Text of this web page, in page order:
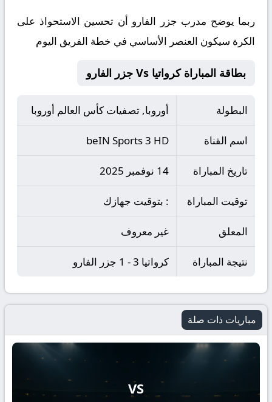
ربما يوضح مدرب جزر الفارو أن تحسين الاستحواذ على
الكرة سيكون العنصر الأساسي في خطة الفريق اليوم
بطاقة المباراة كرواتيا Vs جزر الفارو
البطولة أوروبا, تصفيات كأس العالم أوروبا
اسم القناة beIN Sports 3 HD
تاريخ المباراة 14 نوفمبر 2025
توقيت المباراة : بتوقيت جهازك
المعلق غير معروف
نتيجة المباراة كرواتيا 3 - 1 جزر الفارو
مباريات ذات صلة
VS